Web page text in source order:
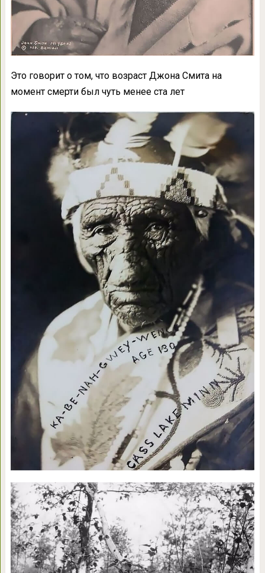
Это говорит о том, что возраст Джона Смита на
момент смерти был чуть менее ста лет